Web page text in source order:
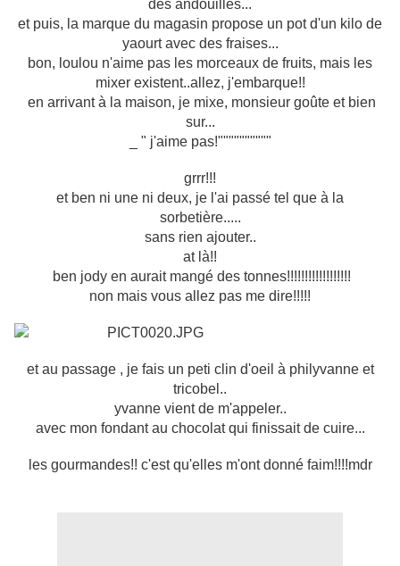
des andouilles...
et puis, la marque du magasin propose un pot d'un kilo de
yaourt avec des fraises...
bon, loulou n'aime pas les morceaux de fruits, mais les
mixer existent..allez, j'embarque!!
en arrivant à la maison, je mixe, monsieur goûte et bien
sur...
_ " j'aime pas!""""""""""
grrr!!!
et ben ni une ni deux, je l'ai passé tel que à la
sorbetière.....
sans rien ajouter..
at là!!
ben jody en aurait mangé des tonnes!!!!!!!!!!!!!!!!!!
non mais vous allez pas me dire!!!!!
et au passage , je fais un peti clin d'oeil à philyvanne et
tricobel..
yvanne vient de m'appeler..
avec mon fondant au chocolat qui finissait de cuire...
les gourmandes!! c'est qu'elles m'ont donné faim!!!!mdr